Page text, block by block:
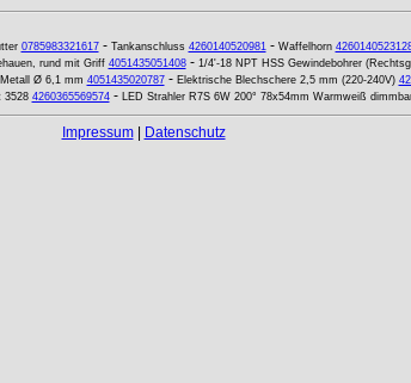
0785983321617- Tankanschluss 4260140520981- Waffelhorn
rund mit Griff 4051435051408- 1/4'-18 NPT HSS Gewindebohrer
Ø 6,1 mm 4051435020787- Elektrische Blechschere 2,5 mm (220-240V)
3528 4260365569574- LED Strahler R7S 6W 200° 78x54mm Warmweiß
Impressum| Datenschutz